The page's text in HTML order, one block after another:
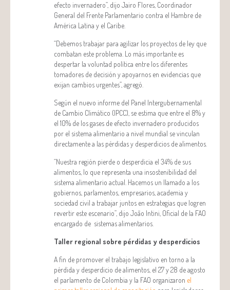
efecto invernadero”, dijo Jairo Flores, Coordinador
General del Frente Parlamentario contra el Hambre de
América Latina y el Caribe.
“Debemos trabajar para agilizar los proyectos de ley que
combatan este problema. Lo más importante es
despertar la voluntad política entre los diferentes
tomadores de decisión y apoyarnos en evidencias que
exijan cambios urgentes”, agregó.
Según el nuevo informe del Panel Intergubernamental
de Cambio Climático (IPCC), se estima que entre el 8% y
el 10% de los gases de efecto invernadero producidos
por el sistema alimentario a nivel mundial se vinculan
directamente a las pérdidas y desperdicios de alimentos.
“Nuestra región pierde o desperdicia el 34% de sus
alimentos, lo que representa una insostenibilidad del
sistema alimentario actual. Hacemos un llamado a los
gobiernos, parlamentos, empresarios, academia y
sociedad civil a trabajar juntos en estrategias que logren
revertir este escenario”, dijo João Intini, Oficial de la FAO
encargado de sistemas alimentarios.
Taller regional sobre pérdidas y desperdicios
A fin de promover el trabajo legislativo en torno a la
pérdida y desperdicio de alimentos, el 27 y 28 de agosto
el parlamento de Colombia y la FAO organizaron el